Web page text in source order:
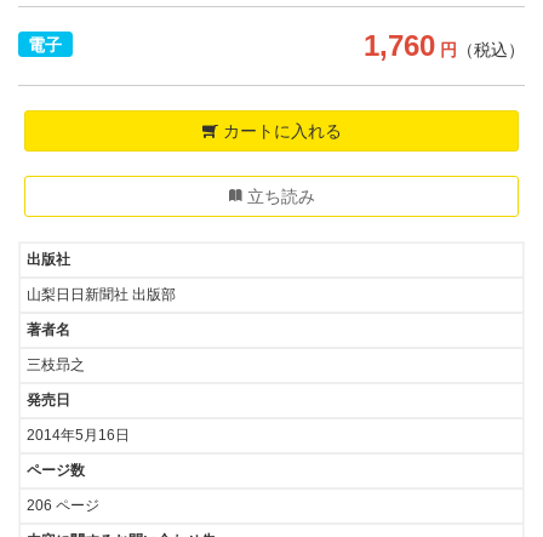
電子 1,760 円 （税込）
カートに入れる
立ち読み
出版社
山梨日日新聞社 出版部
著者名
三枝昻之
発売日
2014年5月16日
ページ数
206 ページ